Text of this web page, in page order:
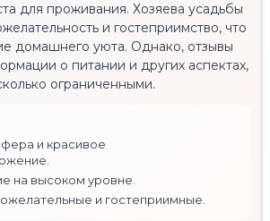
для проживания. Хозяева усадьбы
и гостеприимство, что
домашнего уюта. Однако, отзывы
о питании и других аспектах,
ограниченными.
и красивое
на высоком уровне.
и гостеприимные.